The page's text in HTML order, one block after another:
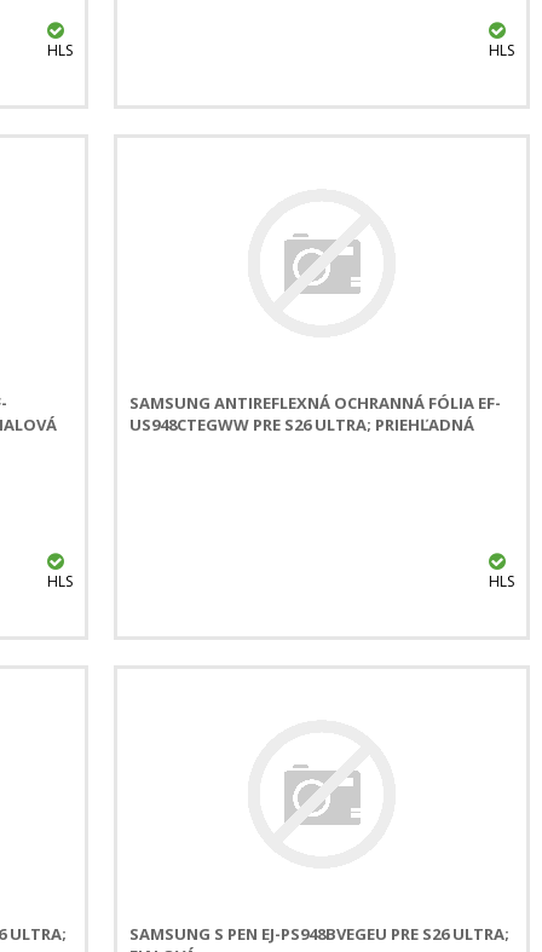
HLS HLS
HLS
SAMSUNG ANTIREFLEXNÁ OCHRANNÁ FÓLIA EF-
US948CTEGWW PRE S26 ULTRA; PRIEHĽADNÁ
HLS
ULTRA;
SAMSUNG S PEN EJ-PS948BVEGEU PRE S26 ULTRA;